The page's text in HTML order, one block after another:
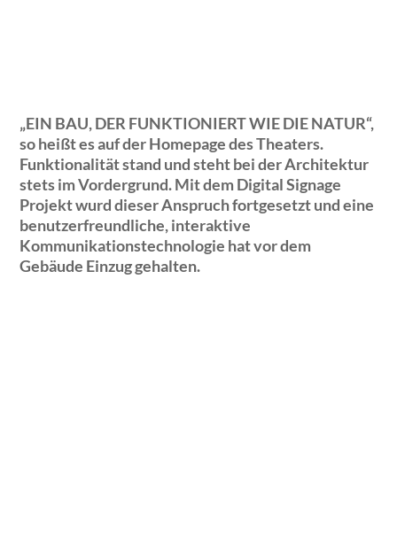
„EIN BAU, DER FUNKTIONIERT WIE DIE NATUR“,
so heißt es auf der Homepage des Theaters.
Funktionalität stand und steht bei der Architektur
stets im Vordergrund. Mit dem Digital Signage
Projekt wurd dieser Anspruch fortgesetzt und eine
benutzerfreundliche, interaktive
Kommunikationstechnologie hat vor dem
Gebäude Einzug gehalten.